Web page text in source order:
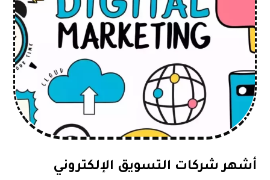
أشهر شركات التسويق الإلكتروني